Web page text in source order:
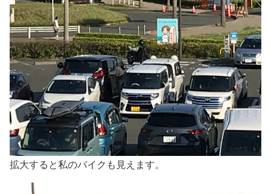
拡大すると私のバイクも見えます。